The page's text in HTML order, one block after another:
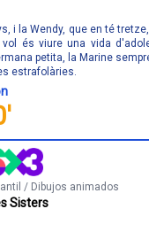
i la Wendy, que en té
vol és viure una vida
petita, la Marine
estrafolàries.
/ Dibujos animados
Sisters